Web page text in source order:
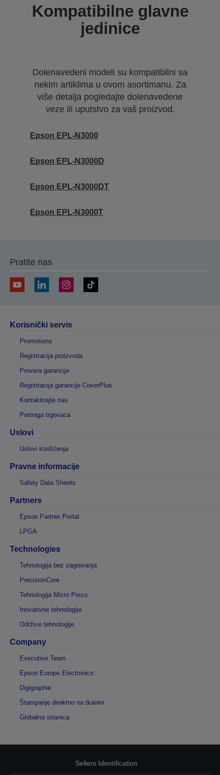
Kompatibilne glavne
jedinice
Dolenavedeni modeli su kompatibilni sa
nekim artiklima u ovom asortimanu. Za
više detalja pogledajte dolenavedene
veze ili uputstvo za vaš proizvod.
Epson EPL-N3000
Epson EPL-N3000D
Epson EPL-N3000DT
Epson EPL-N3000T
Pratite nas
Korisnički servis
Promotions
Registracija proizvoda
Provera garancije
Registracija garancije CoverPlus
Kontaktirajte nas
Pretraga trgovaca
Uslovi
Uslovi korišćenja
Pravne informacije
Safety Data Sheets
Partners
Epson Partner Portal
LPGA
Technologies
Tehnologija bez zagrevanja
PrecisionCore
Tehnologija Micro Piezo
Inovativne tehnologije
Održive tehnologije
Company
Executive Team
Epson Europe Electronics
Digigraphie
Štampanje direktno na tkanini
Globalna stranica
Sellers Identification